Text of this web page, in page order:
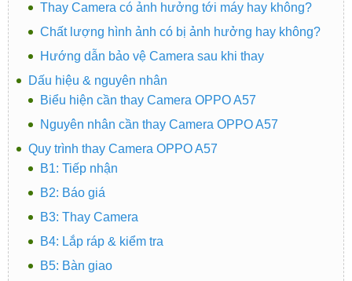
Thay Camera có ảnh hưởng tới máy hay không?
Chất lượng hình ảnh có bị ảnh hưởng hay không?
Hướng dẫn bảo vệ Camera sau khi thay
Dấu hiệu & nguyên nhân
Biểu hiện cần thay Camera OPPO A57
Nguyên nhân cần thay Camera OPPO A57
Quy trình thay Camera OPPO A57
B1: Tiếp nhận
B2: Báo giá
B3: Thay Camera
B4: Lắp ráp & kiểm tra
B5: Bàn giao